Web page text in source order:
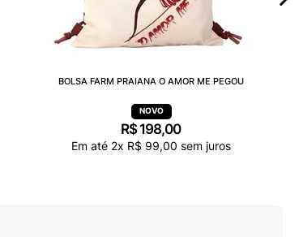
BOLSA FARM PRAIANA O AMOR ME PEGOU
R$ 198,00
Em até 2x R$ 99,00 sem juros